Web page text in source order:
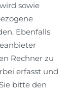
sowie
Ebenfalls
Rechner zu
erfasst und
bitte den